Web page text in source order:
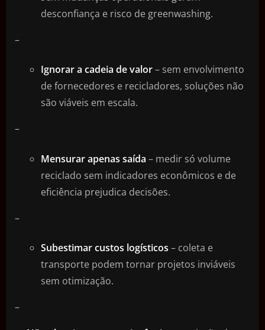
desconfiança e risco de greenwashing.
–
Ignorar a cadeia de valor– sem envolvimento
de fornecedores e recicladores, soluções não
são viáveis em escala.
–
Mensurar apenas saída – medir só volume
reciclado sem indicadores econômicos e de
eficiência prejudica decisões.
–
Subestimar custos logísticos – coleta e
transporte podem tornar projetos inviáveis
sem otimização.
–